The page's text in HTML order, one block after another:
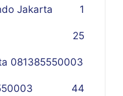
Jakarta 1
25
081385550003
4
4